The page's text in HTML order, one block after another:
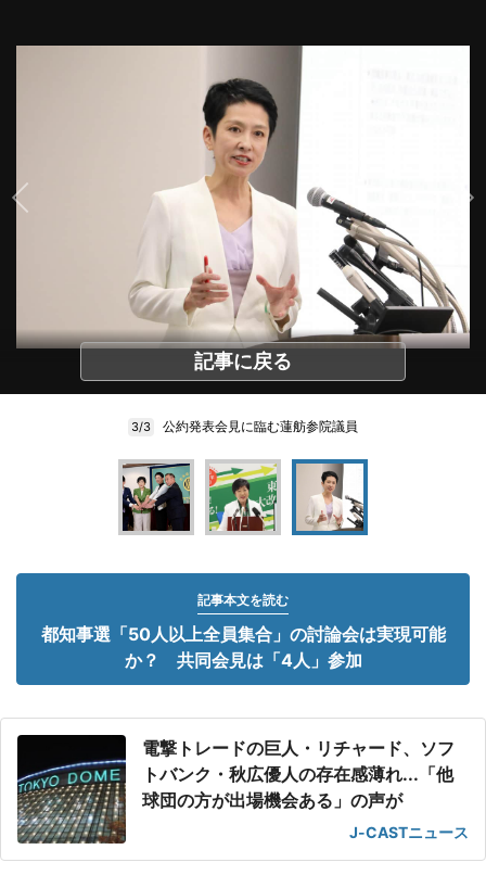
記事に戻る
3/3 公約発表会見に臨む蓮舫参院議員
記事本文を読む
都知事選「50人以上全員集合」の討論会は実現可能
か？ 共同会見は「4人」参加
電撃トレードの巨人・リチャード、ソフ
トバンク・秋広優人の存在感薄れ...「他
球団の方が出場機会ある」の声が
J-CASTニュース